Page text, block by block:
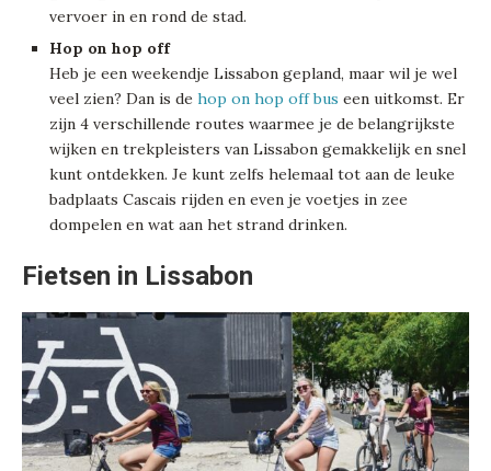
vervoer in en rond de stad.
Hop on hop off
Heb je een weekendje Lissabon gepland, maar wil je wel
veel zien? Dan is de hop on hop off bus een uitkomst. Er
zijn 4 verschillende routes waarmee je de belangrijkste
wijken en trekpleisters van Lissabon gemakkelijk en snel
kunt ontdekken. Je kunt zelfs helemaal tot aan de leuke
badplaats Cascais rijden en even je voetjes in zee
dompelen en wat aan het strand drinken.
Fietsen in Lissabon